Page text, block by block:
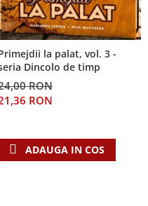
la palat, vol. 3 -
Dincolo de timp
RON
RON
ADAUGA IN COS